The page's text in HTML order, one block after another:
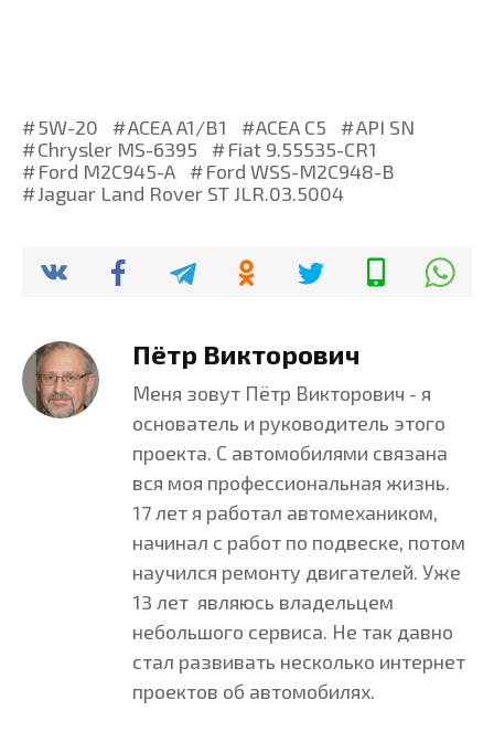
5W-20 ACEA A1/B1 ACEA C5
API SN
Chrysler MS-6395
Fiat 9.55535-CR1
Ford M2C945-A
Ford WSS-M2C948-B
Jaguar Land Rover ST JLR.03.5004
Пётр Викторович
Меня зовут Пётр Викторович - я
основатель и руководитель этого
проекта. С автомобилями связана
вся моя профессиональная жизнь.
17 лет я работал автомехаником,
начинал с работ по подвеске, потом
научился ремонту двигателей. Уже
13 лет являюсь владельцем
небольшого сервиса. Не так давно
стал развивать несколько интернет
проектов об автомобилях.